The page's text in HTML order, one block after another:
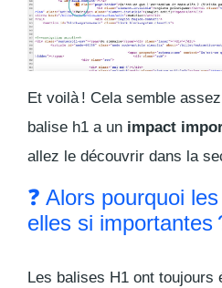
Et voilà ! Cela semble
balise h1 a un impact
allez le découvrir dans la
❓ Alors pourquoi
elles si importantes
Les balises H1 ont toujours